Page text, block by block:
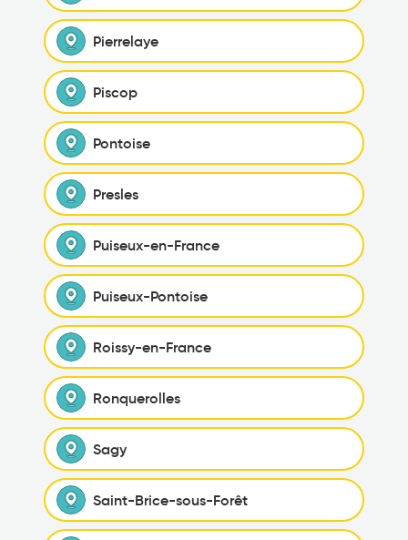
Pierrelaye
Piscop
Pontoise
Presles
Puiseux-en-France
Puiseux-Pontoise
Roissy-en-France
Ronquerolles
Sagy
Saint-Brice-sous-Forêt